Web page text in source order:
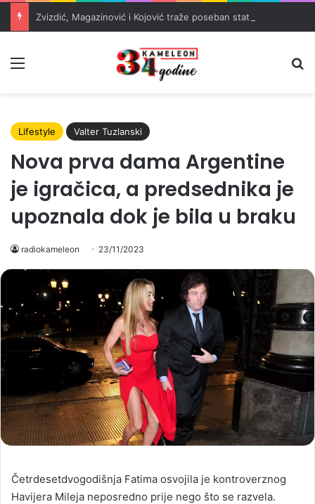
Lifestyle Valter Tuzlanski
Nova prva dama Argentine
je igračica, a predsednika je
upoznala dok je bila u braku
radiokameleon 23/11/2023
Četrdesetdvogodišnja Fatima osvojila je kontroverznog
Havijera Mileja neposredno prije nego što se razvela.